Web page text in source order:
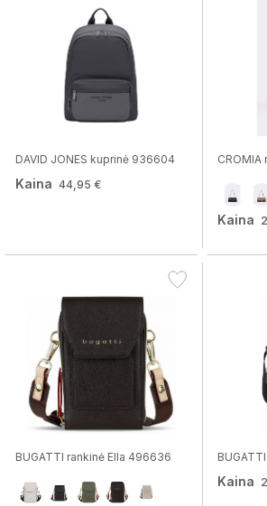
DAVID JONES kuprinė 936604
Kaina 44,95 €
CROMIA
Kaina
BUGATTI rankinė Ella 496636
Kaina